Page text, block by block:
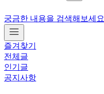
궁금한 내용을 검색해보세요
즐겨찾기
전체글
인기글
공지사항